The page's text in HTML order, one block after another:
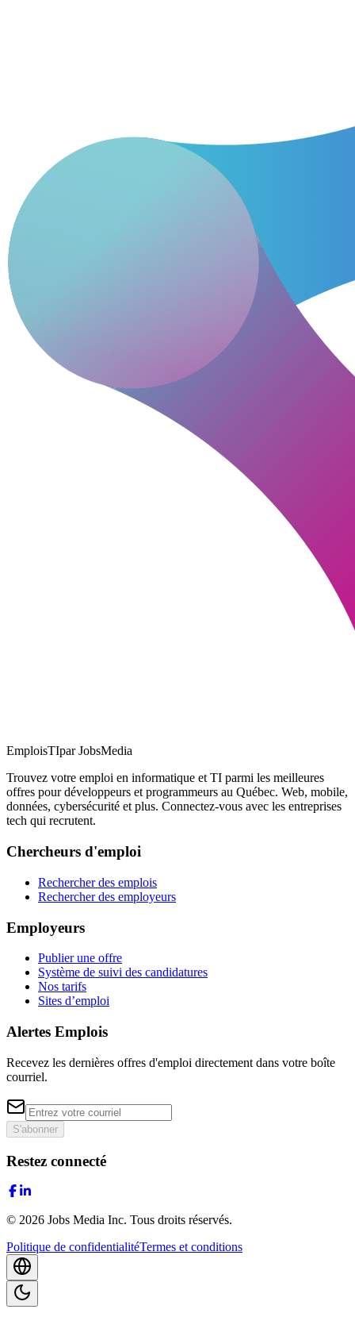
EmploisTIpar JobsMedia
Trouvez votre emploi en informatique et TI parmi les meilleures
offres pour développeurs et programmeurs au Québec. Web, mobile,
données, cybersécurité et plus. Connectez-vous avec les entreprises
tech qui recrutent.
Chercheurs d'emploi
Rechercher des emplois
Rechercher des employeurs
Employeurs
Publier une offre
Système de suivi des candidatures
Nos tarifs
Sites d’emploi
Alertes Emplois
Recevez les dernières offres d'emploi directement dans votre boîte
courriel.
S'abonner
Restez connecté
© 2026 Jobs Media Inc. Tous droits réservés.
Politique de confidentialitéTermes et conditions